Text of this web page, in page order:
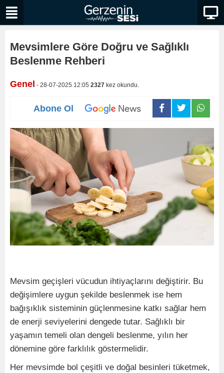
Mevsimlere Göre Doğru ve Sağlıklı
Beslenme Rehberi
Genel - 28-07-2025 12:05 2327 kez okundu.
Abone Ol
Mevsim geçişleri vücudun ihtiyaçlarını değiştirir. Bu
değişimlere uygun şekilde beslenmek ise hem
bağışıklık sisteminin güçlenmesine katkı sağlar hem
de enerji seviyelerini dengede tutar. Sağlıklı bir
yaşamın temeli olan dengeli beslenme, yılın her
dönemine göre farklılık göstermelidir.
Her mevsimde bol çeşitli ve doğal besinleri tüketmek,